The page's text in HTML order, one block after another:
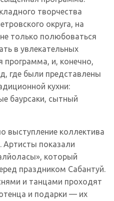
творчества
округа, на
только полюбоваться
в увлекательных
программа, и, конечно,
где были представлены
кухни:
баурсаки, сытный
выступление коллектива
Артисты показали
который
праздником Сабантуй.
и танцами проходят
и подарки — их